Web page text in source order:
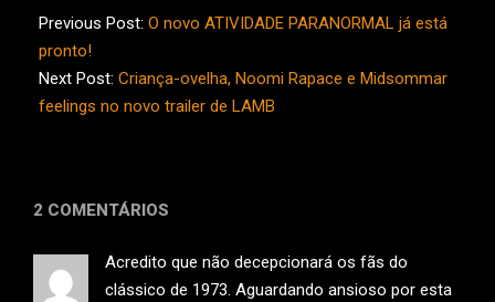
08-
01
Previous Post: O novo ATIVIDADE PARANORMAL já está
pronto!
Next Post: Criança-ovelha, Noomi Rapace e Midsommar
feelings no novo trailer de LAMB
2 COMENTÁRIOS
Acredito que não decepcionará os fãs do
clássico de 1973. Aguardando ansioso por esta